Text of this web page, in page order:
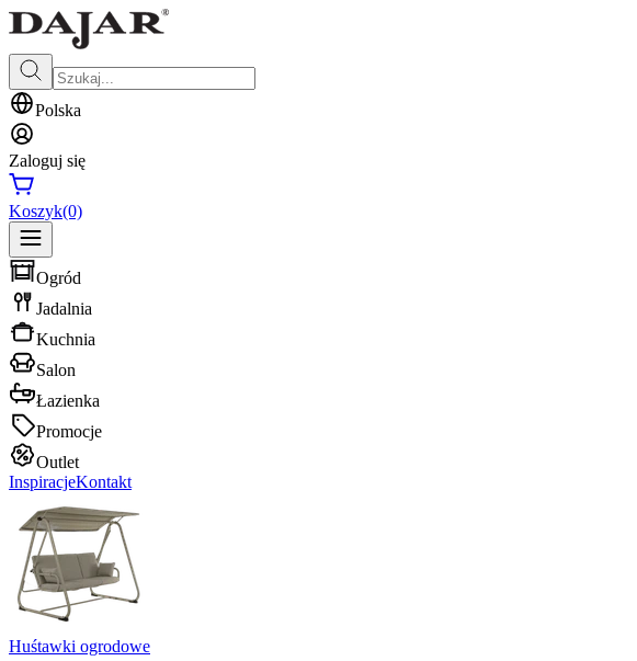
Polska
Zaloguj się
Koszyk(0)
Ogród
Jadalnia
Kuchnia
Salon
Łazienka
Promocje
Outlet
InspiracjeKontakt
Huśtawki ogrodowe